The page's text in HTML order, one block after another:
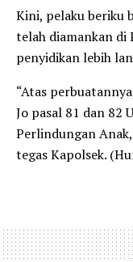
Kini, pelaku beriku
telah diamankan di
penyidikan lebih
“Atas
Jo pasal 81 dan 82
Perlindungan
tegas Kapolsek.